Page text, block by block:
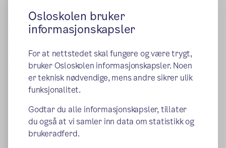
Osloskolen bruker
informasjonskapsler
For at nettstedet skal fungere og være trygt,
bruker Osloskolen informasjonskapsler. Noen
er teknisk nødvendige, mens andre sikrer ulik
funksjonalitet.
Godtar du alle informasjonskapsler, tillater
du også at vi samler inn data om statistikk og
brukeradferd.
iPad og Mac.
Du kan søke om å få Lingdys Pluss ved å gå inn på denne
søknaden: 313113. Be gjerne foresatte om hjelp med
søknaden hvis det oppleves som utfordrende.
https://lingit.no/nav/
(ekstern lenke)
Rådgiver har også tilgang på 90 dager lånelisens, mens
Publisert:27.08.2025